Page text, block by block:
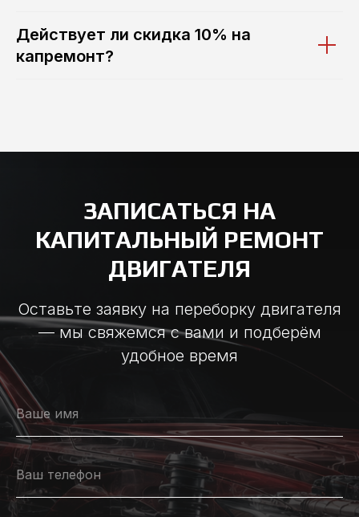
Действует ли скидка 10% на
капремонт?
ЗАПИСАТЬСЯ НА
КАПИТАЛЬНЫЙ РЕМОНТ
ДВИГАТЕЛЯ
Оставьте заявку на переборку двигателя
— мы свяжемся с вами и подберём
удобное время